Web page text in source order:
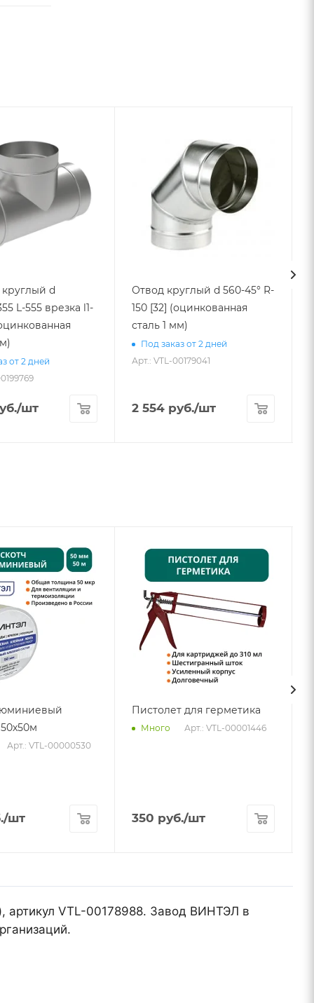
d
L-555 врезка l1-
от 2 дней
/шт
Отвод круглый d 560-45° R-
150 [32] (оцинкованная
сталь 1 мм)
Под заказ от 2 дней
Арт.: VTL-00179041
2 554 руб./шт
Арт.: VTL-00000530
/шт
Пистолет для герметика
Много Арт.: VTL-00001446
350 руб./шт
артикул VTL-00178988. Завод ВИНТЭЛ в